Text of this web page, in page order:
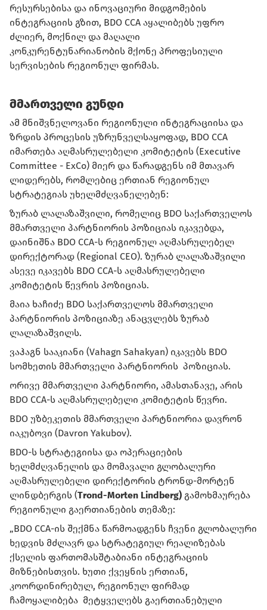
რესურსებისა და ინოვაციური მიდგომების
ინტეგრაციის გზით, BDO CCA აყალიბებს უფრო
ძლიერ, მოქნილ და მაღალი
კონკურენტუნარიანობის მქონე პროფესიული
სერვისების რეგიონულ ფირმას.
მმართველი გუნდი
ამ მნიშვნელოვანი რეგიონული ინტეგრაციისა და
ზრდის პროცესის უზრუნველსაყოფად, BDO CCA
იმართება აღმასრულებელი კომიტეტის (Executive
Committee - ExCo) მიერ და წარადგენს იმ მთავარ
ლიდერებს, რომლებიც ერთიან რეგიონულ
სტრატეგიას უხელმძღვანელებენ:
ზურაბ ლალაზაშვილი, რომელიც BDO საქართველოს
მმართველი პარტნიორის პოზიციას იკავებდა,
დაინიშნა BDO CCA-ს რეგიონულ აღმასრულებელ
დირექტორად (Regional CEO). ზურაბ ლალაზაშვილი
ასევე იკავებს BDO CCA-ს აღმასრულებელი
კომიტეტის წევრის პოზიციას.
მაია ხაჩიძე BDO საქართველოს მმართველი
პარტნიორის პოზიციაზე ანაცვლებს ზურაბ
ლალაზაშვილს.
ვაჰაგნ სააკიანი (Vahagn Sahakyan) იკავებს BDO
სომხეთის მმართველი პარტნიორის პოზიციას.
ორივე მმართველი პარტნიორი, ამასთანავე, არის
BDO CCA-ს აღმასრულებელი კომიტეტის წევრი.
BDO უზბეკეთის მმართველი პარტნიორია დავრონ
იაკუბოვი (Davron Yakubov).
BDO-ს სტრატეგიისა და ოპერაციების
ხელმძღვანელის და მომავალი გლობალური
აღმასრულებელი დირექტორის ტრონდ-მორტენ
ლინდბერგის (Trond-Morten Lindberg) გამოხმაურება
რეგიონული გაერთიანების თემაზე:
„BDO CCA-ის შექმნა წარმოადგენს ჩვენი გლობალური
ხედვის მძლავრ და სტრატეგიულ რეალიზებას
ქსელის ფართომასშტაბიანი ინტეგრაციის
მიზნებისთვის. ხუთი ქვეყნის ერთიან,
კოორდინირებულ, რეგიონულ ფირმად
ჩამოყალიბება მეტყველებს გაერთიანებული